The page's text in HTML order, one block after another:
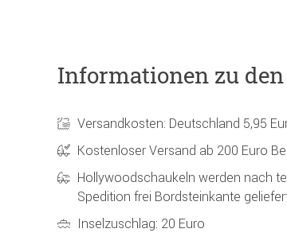
Informationen zu
Versandkosten: Deutschland 5,95
Kostenloser Versand ab 200 Euro
Hollywoodschaukeln werden nach
Spedition frei Bordsteinkante
Inselzuschlag: 20 Euro